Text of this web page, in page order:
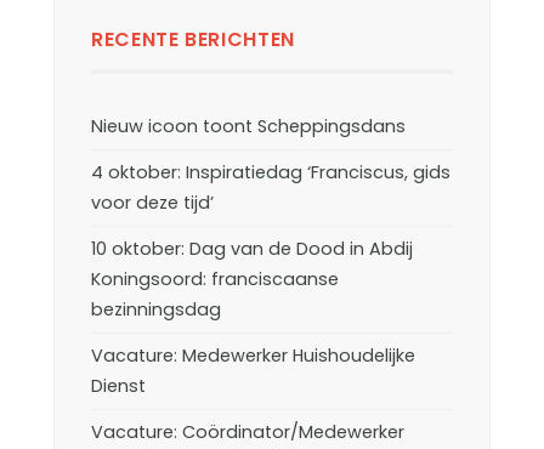
RECENTE BERICHTEN
Nieuw icoon toont Scheppingsdans
4 oktober: Inspiratiedag ‘Franciscus, gids
voor deze tijd’
10 oktober: Dag van de Dood in Abdij
Koningsoord: franciscaanse
bezinningsdag
Vacature: Medewerker Huishoudelijke
Dienst
Vacature: Coördinator/Medewerker